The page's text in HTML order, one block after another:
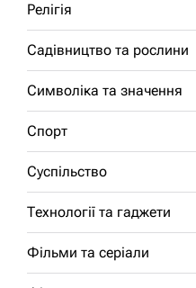
Релігія
Садівництво та рослини
Символіка та значення
Спорт
Суспільство
Технології та гаджети
Фільми та серіали